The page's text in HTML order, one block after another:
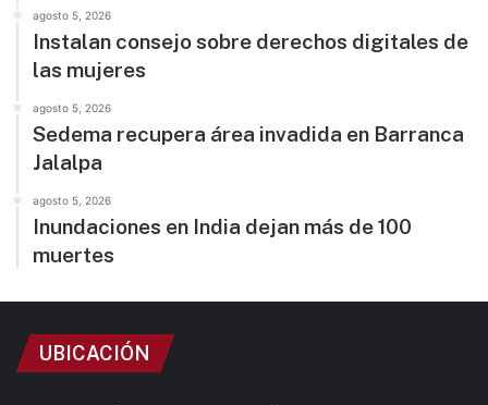
agosto 5, 2026
Instalan consejo sobre derechos digitales de
las mujeres
agosto 5, 2026
Sedema recupera área invadida en Barranca
Jalalpa
agosto 5, 2026
Inundaciones en India dejan más de 100
muertes
UBICACIÓN